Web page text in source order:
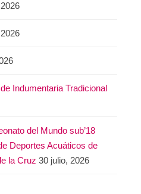
Indumentaria Tradicional
del Mundo sub’18
Deportes Acuáticos de
la Cruz 30 julio, 2026